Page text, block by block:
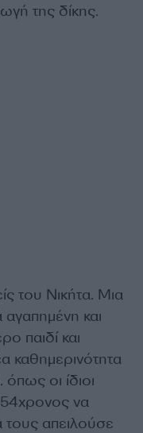
της δίκης.
του Νικήτα. Μια
αγαπημένη και
παιδί και
καθημερινότητα
οι ίδιοι
να
τους απειλούσε